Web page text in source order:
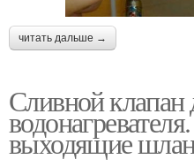
читать дальше →
Сливной клапан
выходящие